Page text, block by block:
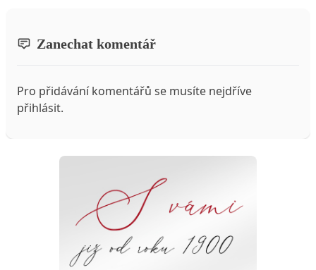
Zanechat komentář
Pro přidávání komentářů se musíte nejdříve
přihlásit.